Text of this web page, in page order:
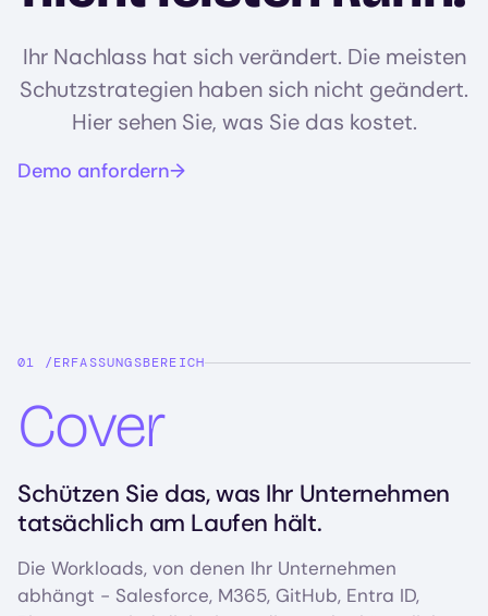
Ihr Nachlass hat sich verändert. Die meisten
Schutzstrategien haben sich nicht geändert.
Hier sehen Sie, was Sie das kostet.
Demo anfordern
ERFASSUNGSBEREICH
Cover
Schützen Sie das, was Ihr Unternehmen
tatsächlich am Laufen hält.
Die Workloads, von denen Ihr Unternehmen
abhängt - Salesforce, M365, GitHub, Entra ID,